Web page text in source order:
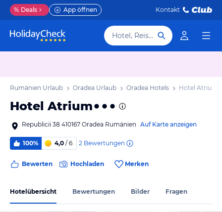
% Deals App öffnen Kontakt
Hotel, Reiseziel
Rumänien Urlaub Oradea Urlaub Oradea Hotels Hotel Atrium
Hotel Atrium
Republicii 38 410167 Oradea Rumänien Auf Karte anzeigen
100% 4,0 / 6 2 Bewertungen
Bewerten Hochladen Merken
Hotelübersicht Bewertungen Bilder Fragen